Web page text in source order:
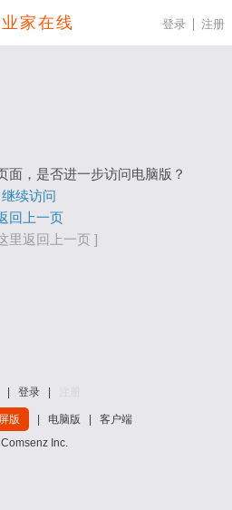
家在线 登录 注册
面，是否进一步访问电脑版？
继续访问
回上一页
里返回上一页 ]
登录
版 电脑版
客户端
Inc.